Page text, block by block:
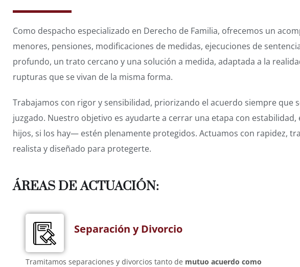
Como despacho especializado en Derecho de Familia, ofrecemos un
menores, pensiones, modificaciones de medidas, ejecuciones de
profundo, un trato cercano y una solución a medida, adaptada a la
rupturas que se vivan de la misma forma.
Trabajamos con rigor y sensibilidad, priorizando el acuerdo siempre
juzgado. Nuestro objetivo es ayudarte a cerrar una etapa con
hijos, si los hay— estén plenamente protegidos. Actuamos con rapidez,
realista y diseñado para protegerte.
ÁREAS DE ACTUACIÓN:
Separación y Divorcio
Tramitamos separaciones y divorcios tanto de mutuo acuerdo como